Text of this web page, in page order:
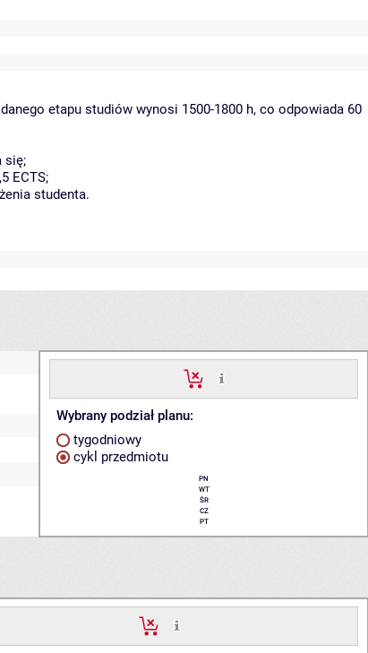
etapu studiów wynosi 1500-1800 h, co odpowiada 60
się;
ECTS;
studenta.
Wybrany podział planu:
tygodniowy
cykl przedmiotu
PN
WT
ŚR
CZ
PT